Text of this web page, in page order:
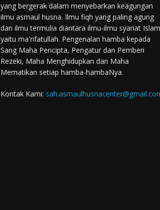
yang bergerak dalam menyebarkan keagungan
ilmu asmaul husna. Ilmu fiqh yang paling agung
dan ilmu termulia diantara ilmu-ilmu syariat
yaitu ma'rifatullah. Pengenalan hamba kepada
Sang Maha Pencipta, Pengatur dan Pemberi
Rezeki, Maha Menghidupkan dan Maha
Mematikan setiap hamba-hambaNya.
Kontak Kami: